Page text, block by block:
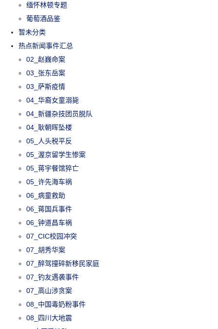
缅怀林顿专题
葡萄酒品鉴
暂未分类
热点新闻事件汇总
02_赵巍命案
03_张东岳案
03_萨斯疫情
04_华裔女童溺毙
04_新疆杂技团员脱队
04_耿朝晖坠楼
05_人头税平反
05_渥京留学生惨案
05_蒋宇餐馆猝亡
05_许先海车祸
06_病童救助
06_蒋国兵事件
06_钟道昌车祸
07_CIC校园冲突
07_胡秀华案
07_醉驾撞碎新移民家庭
07_钓友遇袭事件
07_高山涉贪案
08_中国毒奶粉事件
08_四川大地震